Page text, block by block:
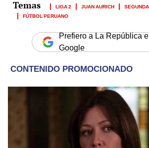
LIGA 2 JUAN AURICH
FÚTBOL PERUANO
Prefiero a La República
Google